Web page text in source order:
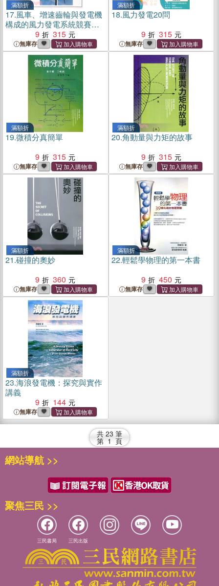
滿額折
17.風車、增速齒輪與發電機
構成的風力發電系統競賽手
9 315
無庫存
滿額折
18.風力發電20問
9
315
無庫存
滿額折
19.微積分真簡單
9
315
無庫存
滿額折
20.角動量與力矩的故事
9
315
無庫存
滿額折
21.碰撞的奧妙
9
360
無庫存
滿額折
22.輕鬆學物理的第一本書
9
450
無庫存
滿額折
23.海浪發電機：探究與實作
講義
9
144
無庫存
共 23 筆
第 1 頁
網站導航 >>
聚焦三民 >>
三民書局 三民出版